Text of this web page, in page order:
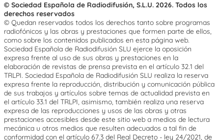
© Sociedad Española de Radiodifusión, S.L.U. 2026. Todos los
derechos reservados
© Quedan reservados todos los derechos tanto sobre programas
radiofónicos y las obras y prestaciones que formen parte de ellos,
como sobre los contenidos publicados en esta página web.
Sociedad Española de Radiodifusión SLU ejerce la oposición
expresa frente al uso de sus obras y prestaciones en la
elaboración de revistas de prensa prevista en el artículo 32.1 del
TRLPI. Sociedad Española de Radiodifusión SLU realiza la reserva
expresa frente la reproducción, distribución y comunicación pública
de sus trabajos y artículos sobre temas de actualidad prevista en
el artículo 33.1 del TRLPI, asimismo, también realiza una reserva
expresa de las reproducciones y usos de las obras y otras
prestaciones accesibles desde este sitio web a medios de lectura
mecánica u otros medios que resulten adecuados a tal fin de
conformidad con el artículo 67.3 del Real Decreto - ley 24/2021, de